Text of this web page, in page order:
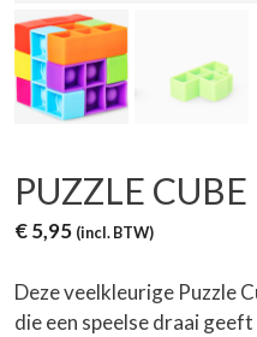
PUZZLE CUBE
€5,95 (incl. BTW)
Deze veelkleurige Puzzle
die een speelse draai